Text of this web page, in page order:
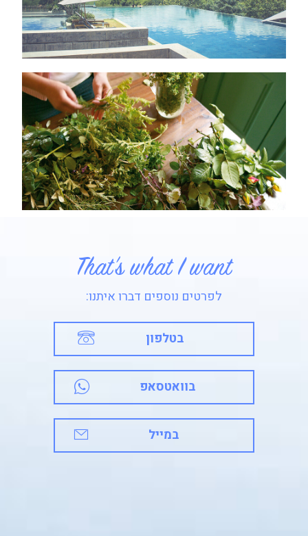
That’s what I want
לפרטים נוספים דברו איתנו:
בטלפון
בוואטסאפ
במייל